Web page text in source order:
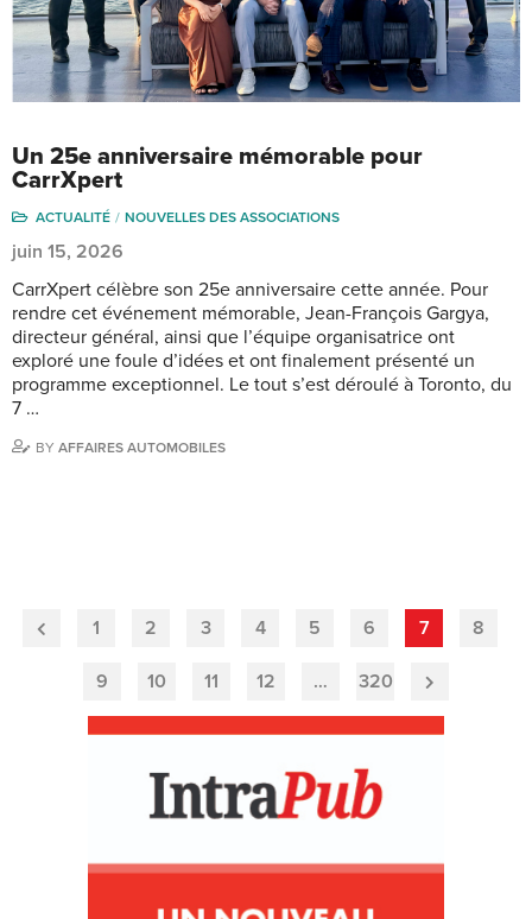
Un 25e anniversaire mémorable pour
CarrXpert
ACTUALITÉ NOUVELLES DES ASSOCIATIONS
juin 15, 2026
CarrXpert célèbre son 25e anniversaire cette année. Pour
rendre cet événement mémorable, Jean-François Gargya,
directeur général, ainsi que l’équipe organisatrice ont
exploré une foule d’idées et ont finalement présenté un
programme exceptionnel. Le tout s’est déroulé à Toronto, du
7 …
BY AFFAIRES AUTOMOBILES
Previous1 2 3 4 5 6 7 8
9 10 11 12 … 320